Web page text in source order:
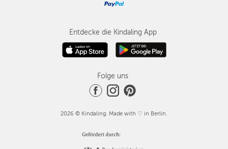
Entdecke die Kindaling App
Folge uns
2026 © Kindaling. Made with ♡ in Berlin.